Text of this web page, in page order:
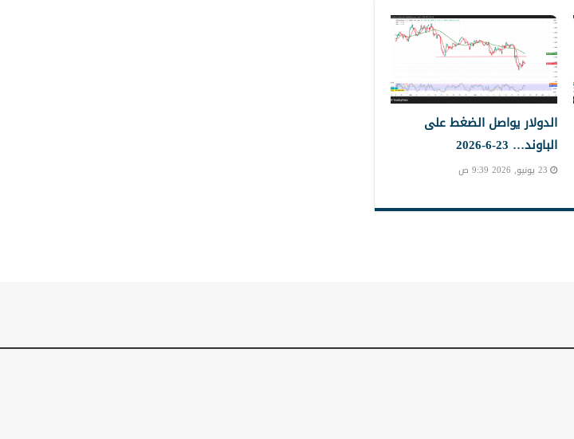
الدولار يواصل الضغط على
الباوند… 23-6-2026
23 يونيو, 2026 9:39 ص